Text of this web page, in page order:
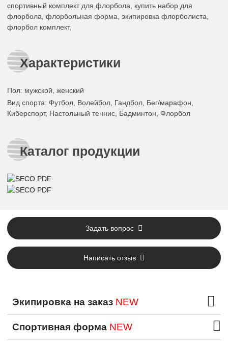
спортивный комплект для флорбола, купить набор для
флорбола, флорбольная форма, экипировка флорболиста,
флорбол комплект,
Характеристики
Пол: мужской, женский
Вид спорта: Футбол, Волейбол, Гандбол, Бег/марафон,
Киберспорт, Настольный теннис, Бадминтон, Флорбол
Каталог продукции
Задать вопрос
Написать отзыв
Экипировка на заказ NEW
Спортивная форма NEW